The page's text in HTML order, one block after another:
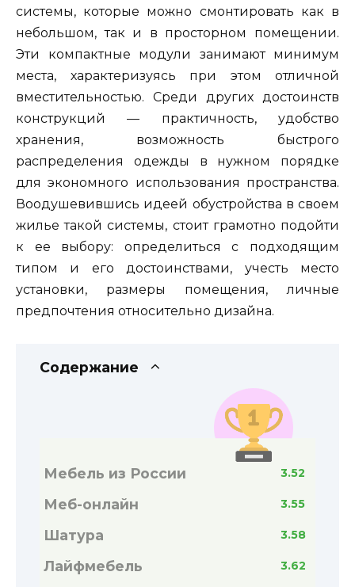
системы, которые можно смонтировать как в
небольшом, так и в просторном помещении.
Эти компактные модули занимают минимум
места, характеризуясь при этом отличной
вместительностью. Среди других достоинств
конструкций — практичность, удобство
хранения, возможность быстрого
распределения одежды в нужном порядке
для экономного использования пространства.
Воодушевившись идеей обустройства в своем
жилье такой системы, стоит грамотно подойти
к ее выбору: определиться с подходящим
типом и его достоинствами, учесть место
установки, размеры помещения, личные
предпочтения относительно дизайна.
Содержание
Мебель из России 3.52
Меб-онлайн 3.55
Шатура 3.58
Лайфмебель 3.62